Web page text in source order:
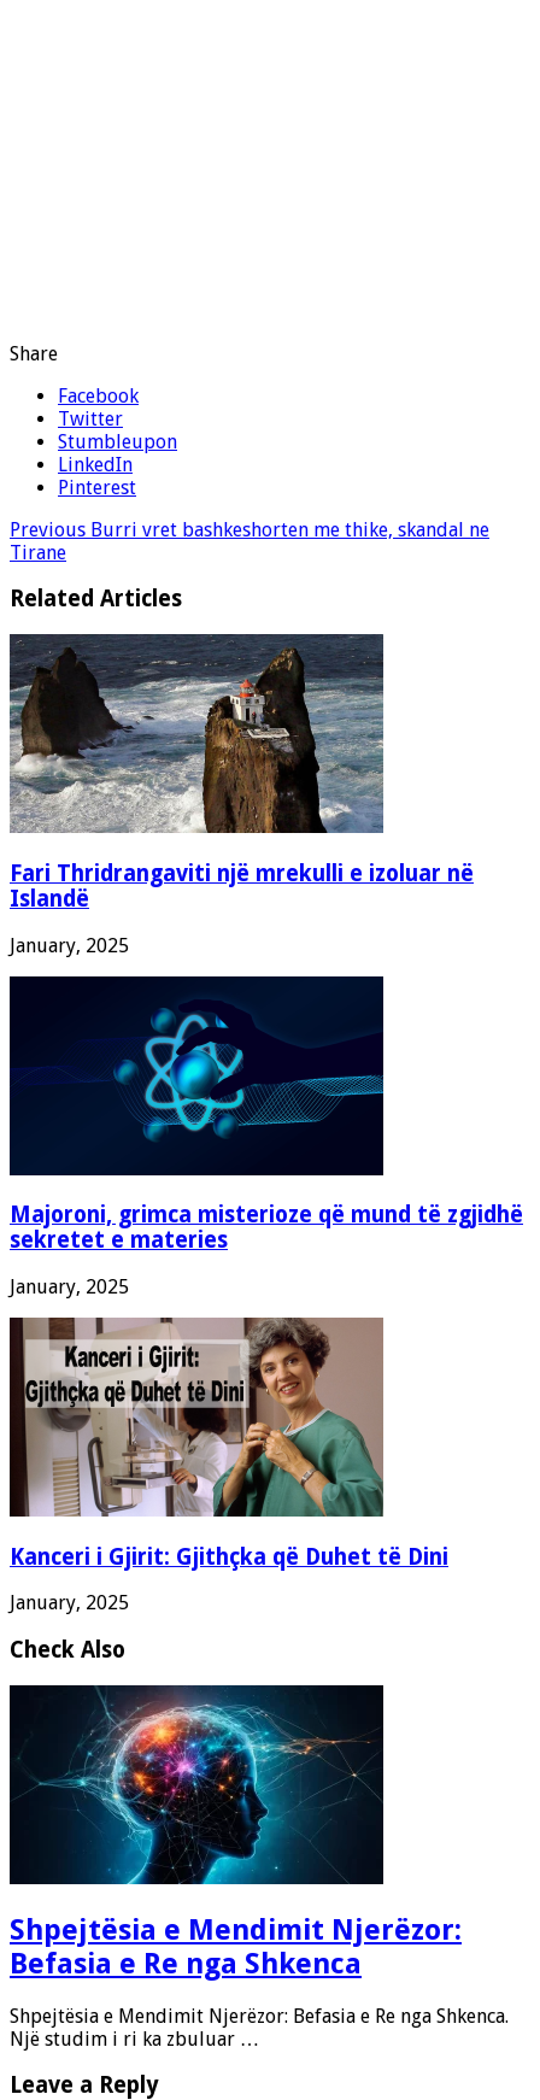
Share
Facebook
Twitter
Stumbleupon
LinkedIn
Pinterest
Previous Burri vret bashkeshorten me thike, skandal ne
Tirane
Related Articles
Fari Thridrangaviti një mrekulli e izoluar në
Islandë
January, 2025
Majoroni, grimca misterioze që mund të zgjidhë
sekretet e materies
January, 2025
Kanceri i Gjirit: Gjithçka që Duhet të Dini
January, 2025
Check Also
Shpejtësia e Mendimit Njerëzor:
Befasia e Re nga Shkenca
Shpejtësia e Mendimit Njerëzor: Befasia e Re nga Shkenca.
Një studim i ri ka zbuluar …
Leave a Reply